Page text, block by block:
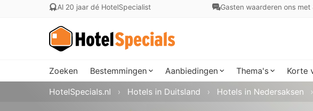
Al 20 jaar dé HotelSpecialist Gasten waarderen ons met
Zoeken Bestemmingen Aanbiedingen Thema's Korte
HotelSpecials.nl Hotels in Duitsland Hotels in Nedersaksen